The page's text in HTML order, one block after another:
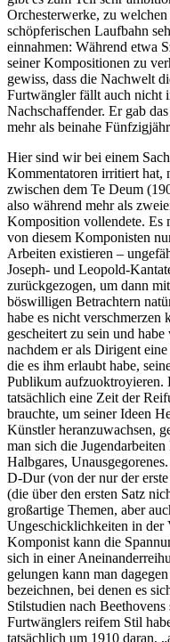
Orchesterwerke, zu
schöpferischen Laufbahn
einnahmen: Während etwa
seiner Kompositionen zu
gewiss, dass die Nachwelt
Furtwängler fällt auch nicht
Nachschaffender. Er gab
mehr als beinahe
Hier sind wir bei einem
Kommentatoren irritiert hat,
zwischen dem Te Deum
also während mehr als
Komposition vollendete. Es
von diesem Komponisten
Arbeiten existieren –
Joseph- und Leopold-
zurückgezogen, um dann
böswilligen Betrachtern
habe es nicht verschmerzen
gescheitert zu sein und
nachdem er als Dirigent
die es ihm erlaubt habe,
Publikum aufzuoktroyieren.
tatsächlich eine Zeit der
brauchte, um seiner Ideen
Künstler heranzuwachsen,
man sich die
Halbgares,
D-Dur (von der nur der
(die über den ersten Satz
großartige Themen, aber
Ungeschicklichkeiten in der
Komponist kann die
sich in einer
gelungen kann man
bezeichnen, bei denen es
Stilstudien nach
Furtwänglers reifem Stil
tatsächlich um 1910 daran,